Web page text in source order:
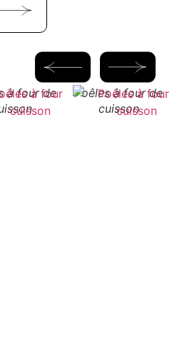
à four de
Poêles à four de
cuisson